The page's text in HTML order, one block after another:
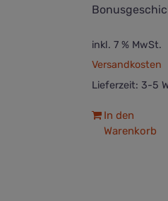
inkl. 7 % MwSt.
Versandkosten
Lieferzeit: 3-5
In den
Warenkorb